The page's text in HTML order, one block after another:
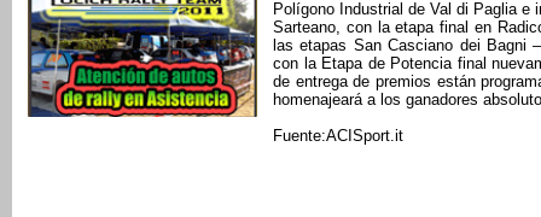
Polígono Industrial de Val di Paglia e
Sarteano, con la etapa final en
las etapas San Casciano dei Bagni
con la Etapa de Potencia final
de entrega de premios están
homenajeará a los ganadores
Fuente:ACISport.it